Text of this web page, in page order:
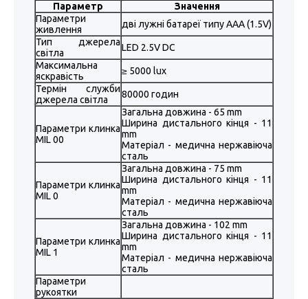
Параметр
Значення
Параметри
живлення
дві лужні батареї типу AAA (1.5V)
Тип джерела
світла
LED 2.5V DC
Максимальна
яскравість
≥ 5000 lux
Термін служби
джерела світла
80000 годин
Параметри клинка
MIL 00
Загальна довжина - 65 mm
Ширина дистального кінця - 11
mm
Матеріал - медична нержавіюча
сталь
Параметри клинка
MIL 0
Загальна довжина - 75 mm
Ширина дистального кінця - 11
mm
Матеріал - медична нержавіюча
сталь
Параметри клинка
MIL 1
Загальна довжина - 102 mm
Ширина дистального кінця - 11
mm
Матеріал - медична нержавіюча
сталь
Параметри
рукоятки